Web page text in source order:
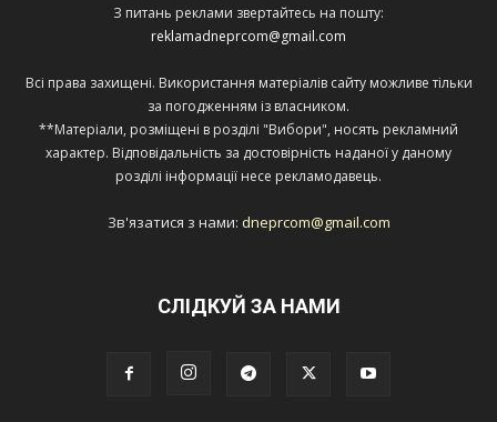
З питань реклами звертайтесь на пошту:
reklamadneprcom@gmail.com
Всі права захищені. Використання матеріалів сайту можливе тільки
за погодженням із власником.
**Матеріали, розміщені в розділі "Вибори", носять рекламний
характер. Відповідальність за достовірність наданої у даному
розділі інформації несе рекламодавець.
Зв'язатися з нами: dneprcom@gmail.com
СЛІДКУЙ ЗА НАМИ